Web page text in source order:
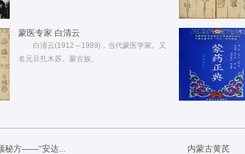
蒙医专家 白清云
白清云(1912～1989)，当代蒙医学家。又
名元旦扎木苏。蒙古族。
秘方——“安达... 内蒙古黄芪